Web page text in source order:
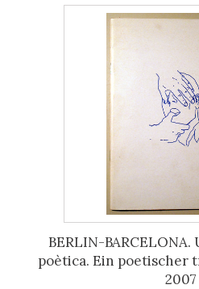
BERLIN-
poètica. Ein poetischer
2007